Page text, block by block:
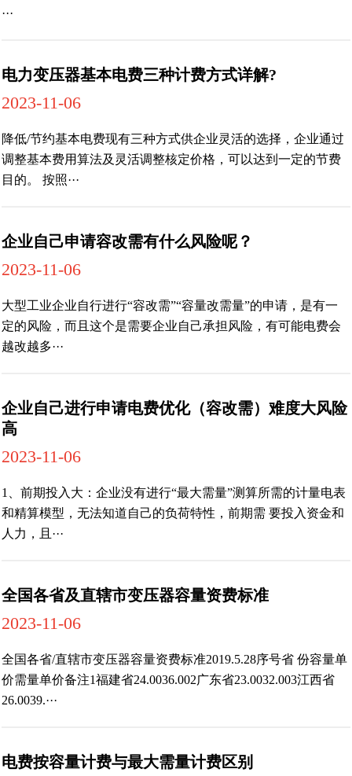
···
电力变压器基本电费三种计费方式详解?
2023-11-06
降低/节约基本电费现有三种方式供企业灵活的选择，企业通过
调整基本费用算法及灵活调整核定价格，可以达到一定的节费
目的。 按照···
企业自己申请容改需有什么风险呢？
2023-11-06
大型工业企业自行进行“容改需”“容量改需量”的申请，是有一
定的风险，而且这个是需要企业自己承担风险，有可能电费会
越改越多···
企业自己进行申请电费优化（容改需）难度大风险
高
2023-11-06
1、前期投入大：企业没有进行“最大需量”测算所需的计量电表
和精算模型，无法知道自己的负荷特性，前期需 要投入资金和
人力，且···
全国各省及直辖市变压器容量资费标准
2023-11-06
全国各省/直辖市变压器容量资费标准2019.5.28序号省 份容量单
价需量单价备注1福建省24.0036.002广东省23.0032.003江西省
26.0039.···
电费按容量计费与最大需量计费区别